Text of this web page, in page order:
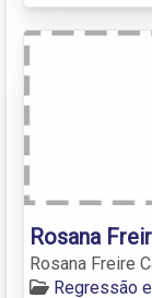
Rosana
Rosana Freire
Regressão